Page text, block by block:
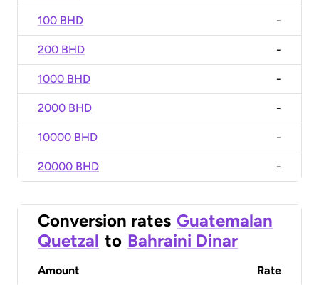
100 BHD -
200 BHD -
1000 BHD -
2000 BHD -
10000 BHD -
20000 BHD -
Conversion rates Guatemalan
Quetzal to Bahraini Dinar
Amount Rate